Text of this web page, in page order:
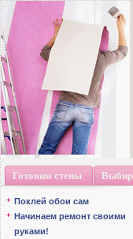
Готовим стены
Поклей обои сам
Начинаем ремонт своими
руками!